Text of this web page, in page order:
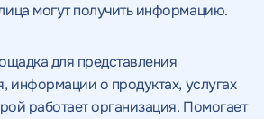
могут получить информацию.
для представления
информации о продуктах, услугах
работает организация. Помогает